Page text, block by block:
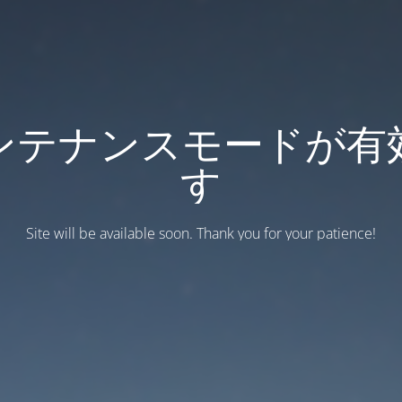
テナンスモードが有
す
Site will be available soon. Thank you for your patience!